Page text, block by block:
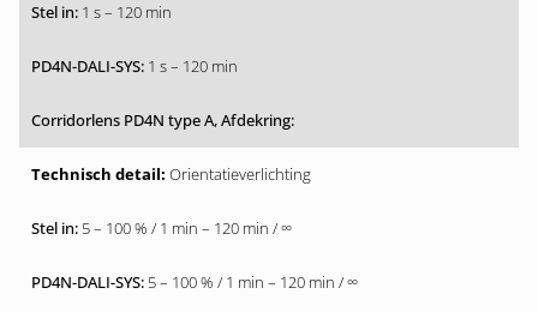
1 s – 120 min
1 s – 120 min
Orientatieverlichting
5 – 100 % / 1 min – 120 min / ∞
5 – 100 % / 1 min – 120 min / ∞